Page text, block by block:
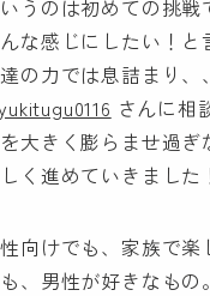
うのは初めての挑戦
な感じにしたい！と
の力では息詰まり、
さんに相
大きく膨らませ過
く進めていきました
向けでも、家族で楽
、男性が好きなもの。